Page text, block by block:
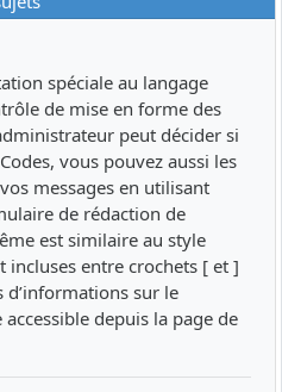
spéciale au langage
de mise en forme des
peut décider si
vous pouvez aussi les
messages en utilisant
de rédaction de
est similaire au style
incluses entre crochets [ et ]
sur le
depuis la page de